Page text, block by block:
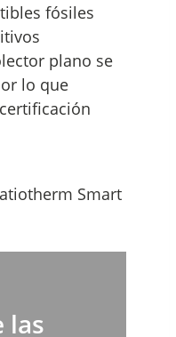
fósiles
plano se
lo que
las